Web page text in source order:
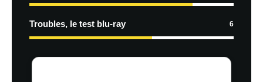
Troubles, le test blu-ray 6